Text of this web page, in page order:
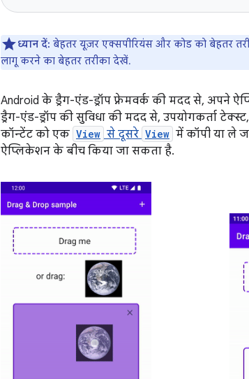
ध्यान दें: बेहतर यूज़र एक्सपीरियंस और कोड को बेहतर
लागू करने का बेहतर तरीका देखें.
Android के ड्रैग-एंड-ड्रॉप फ़्रेमवर्क की मदद से, अपने
ड्रैग-एंड-ड्रॉप की सुविधा की मदद से, उपयोगकर्ता
कॉन्टेंट को एक View से दूसरे View में कॉपी या ले
ऐप्लिकेशन के बीच किया जा सकता है.